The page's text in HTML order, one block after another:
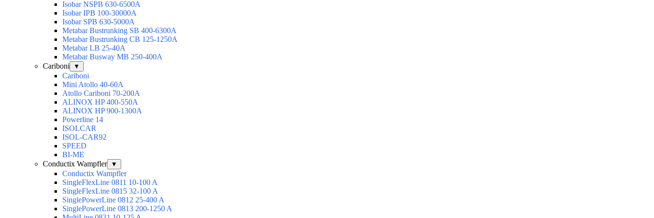
Isobar NSPB 630-6500A
Isobar IPB 100-30000A
Isobar SPB 630-5000A
Metabar Bustrunking SB 400-6300A
Metabar Bustrunking CB 125-1250A
Metabar LB 25-40A
Metabar Busway MB 250-400A
Cariboni
▼
Cariboni
Mini Atollo 40-60A
Atollo Cariboni 70-200A
ALINOX HP 400-550A
ALINOX HP 900-1300A
Powerline 14
ISOLCAR
ISOL-CAR92
SPEED
BI-ME
Conductix Wampfler
▼
Conductix Wampfler
SingleFlexLine 0811 10-100 A
SingleFlexLine 0815 32-100 A
SinglePowerLine 0812 25-400 A
SinglePowerLine 0813 200-1250 A